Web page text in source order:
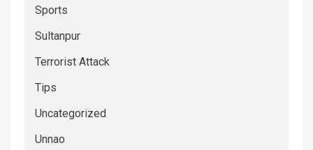
Sports
Sultanpur
Terrorist Attack
Tips
Uncategorized
Unnao